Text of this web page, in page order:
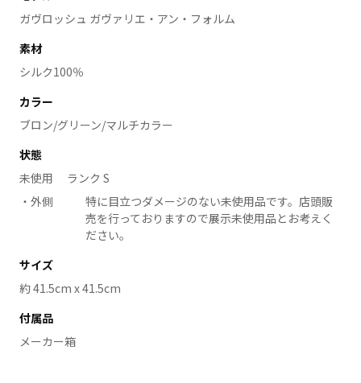
ガヴロッシュ ガヴァリエ・アン・フォルム
素材
シルク100％
カラー
ブロン/グリーン/マルチカラー
状態
未使用 ランク S
外側
特に目立つダメージのない未使用品です。店頭販
売を行っておりますので展示未使用品とお考えく
ださい。
サイズ
約 41.5cm x 41.5cm
付属品
メーカー箱